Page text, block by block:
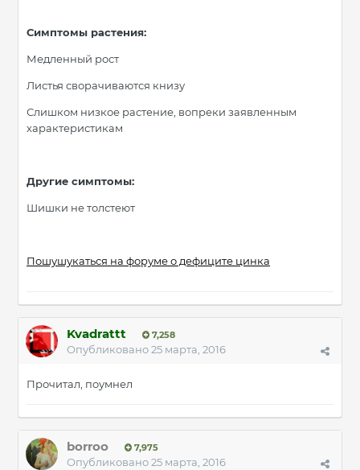
Симптомы растения:
Медленный рост
Листья сворачиваются книзу
Слишком низкое растение, вопреки заявленным
характеристикам
Другие симптомы:
Шишки не толстеют
Пошушукаться на форуме о дефиците цинка
Kvadrattt 7,258
Опубликовано25 марта, 2016
Прочитал, поумнел
borroo 7,975
Опубликовано25 марта, 2016